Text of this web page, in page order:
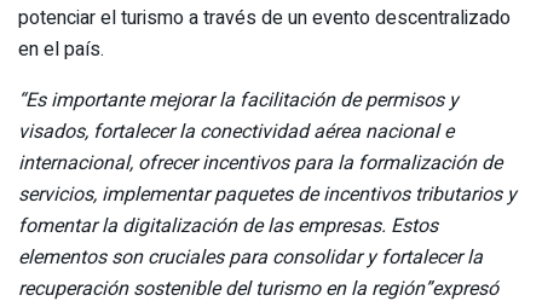
potenciar el turismo a través de un evento descentralizado
en el país.
“Es importante mejorar la facilitación de permisos y
visados, fortalecer la conectividad aérea nacional e
internacional, ofrecer incentivos para la formalización de
servicios, implementar paquetes de incentivos tributarios y
fomentar la digitalización de las empresas. Estos
elementos son cruciales para consolidar y fortalecer la
recuperación sostenible del turismo en la región”expresó